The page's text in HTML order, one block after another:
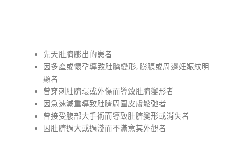
先天肚臍膨出的患者
因多產或懷孕導致肚臍變形, 膨脹或周邊妊娠紋明
顯者
曾穿刺肚臍環或外傷而導致肚臍變形者
因急速減重導致肚臍周圍皮膚鬆弛者
曾接受腹部大手術而導致肚臍變形或消失者
因肚臍過大或過淺而不滿意其外觀者